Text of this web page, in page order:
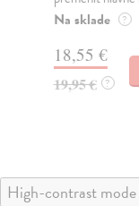
Na sklade ?
31,21 €
32,85 € ?
High-contrast mode